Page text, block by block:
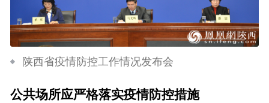
陕西省疫情防控工作情况发布会
公共场所应严格落实疫情防控措施